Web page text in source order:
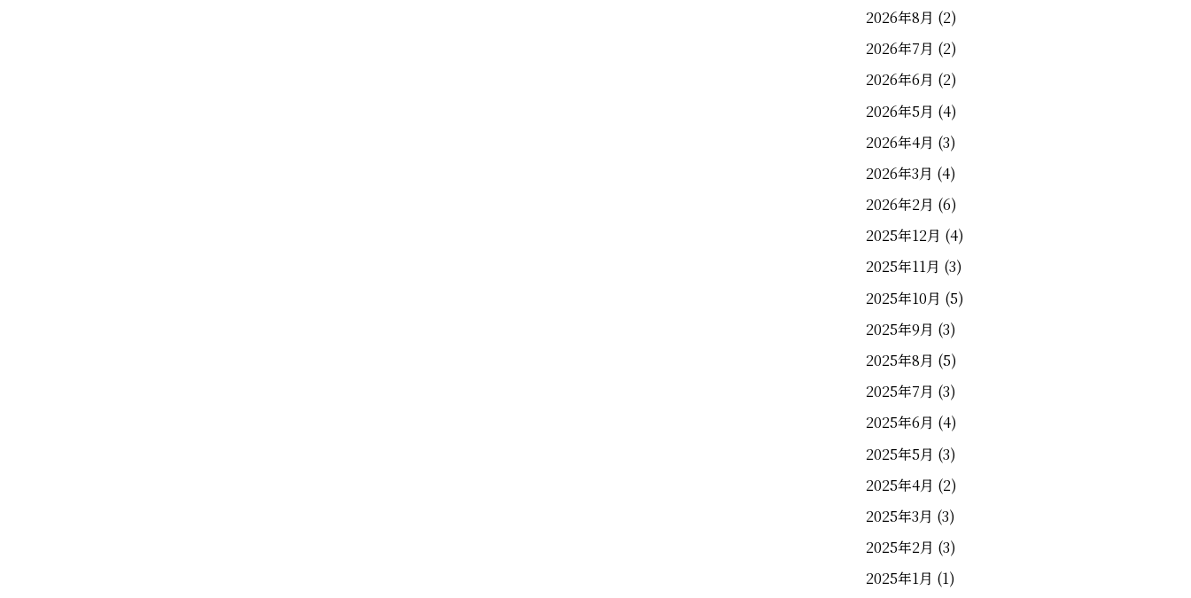
2026年8月 (2)
2026年7月 (2)
2026年6月 (2)
2026年5月 (4)
2026年4月 (3)
2026年3月 (4)
2026年2月 (6)
2025年12月 (4)
2025年11月 (3)
2025年10月 (5)
2025年9月 (3)
2025年8月 (5)
2025年7月 (3)
2025年6月 (4)
2025年5月 (3)
2025年4月 (2)
2025年3月 (3)
2025年2月 (3)
2025年1月 (1)